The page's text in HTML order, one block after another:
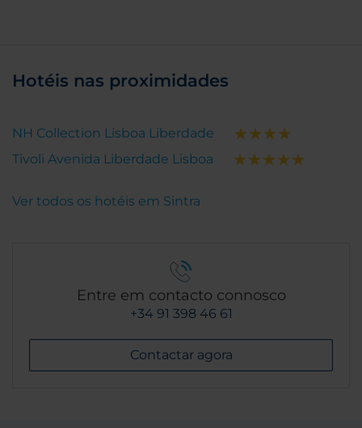
Hotéis nas proximidades
NH Collection Lisboa Liberdade
Tivoli Avenida Liberdade Lisboa
Ver todos os hotéis em Sintra
Entre em contacto connosco
+34 91 398 46 61
Contactar agora